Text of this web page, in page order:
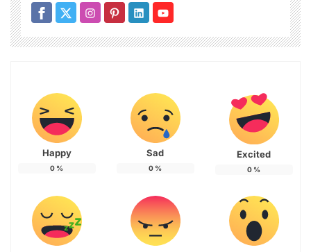
Happy
0 %
Sad
0 %
Excited
0 %